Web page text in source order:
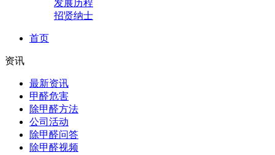
发展历程
招贤纳士
首页
资讯
最新资讯
甲醛危害
除甲醛方法
公司活动
除甲醛问答
除甲醛视频